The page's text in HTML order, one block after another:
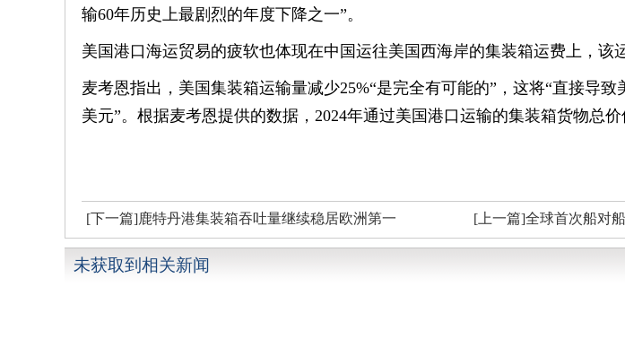
输60年历史上最剧烈的年度下降之一”。
美国港口海运贸易的疲软也体现在中国运往美国西海岸的集装箱运费上，该
麦考恩指出，美国集装箱运输量减少25%“是完全有可能的”，这将“直接导
美元”。根据麦考恩提供的数据，2024年通过美国港口运输的集装箱货物总价
[下一篇]鹿特丹港集装箱吞吐量继续稳居欧洲第一 [上一篇]全球首次船对
未获取到相关新闻